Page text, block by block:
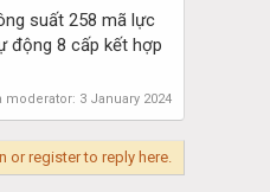
suất 258 mã lực
động 8 cấp kết hợp
moderator: 3 January 2024
or register to reply here.